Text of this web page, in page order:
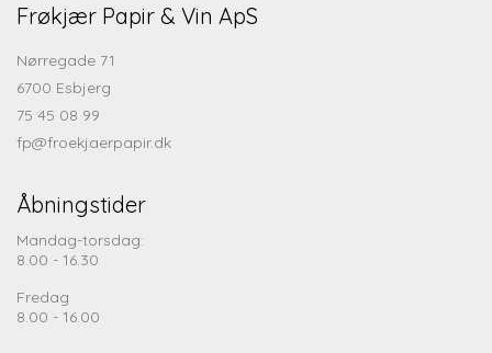
Frøkjær Papir & Vin ApS
Nørregade 71
6700 Esbjerg
75 45 08 99
fp@froekjaerpapir.dk
Åbningstider
Mandag-torsdag:
8.00 - 16.30
Fredag
8.00 - 16.00